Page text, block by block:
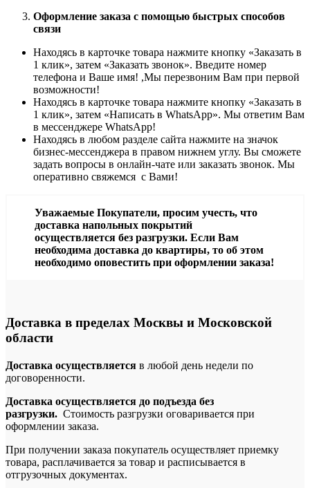
Оформление заказа с помощью быстрых способов
связи
Находясь в карточке товара нажмите кнопку «Заказать в
1 клик», затем «Заказать звонок». Введите номер
телефона и Ваше имя! ,Мы перезвоним Вам при первой
возможности!
Находясь в карточке товара нажмите кнопку «Заказать в
1 клик», затем «Написать в WhatsApp». Мы ответим Вам
в месcенджере WhatsApp!
Находясь в любом разделе сайта нажмите на значок
бизнес-мессенджера в правом нижнем углу. Вы сможете
задать вопросы в онлайн-чате или заказать звонок. Мы
оперативно свяжемся с Вами!
Уважаемые Покупатели, просим учесть, что
доставка напольных покрытий
осуществляется без разгрузки. Если Вам
необходима доставка до квартиры, то об этом
необходимо оповестить при оформлении заказа!
Доставка в пределах Москвы и Московской
области
Доставка осуществляется в любой день недели по
договоренности.
Доставка осуществляется до подъезда без
разгрузки. Стоимость разгрузки оговаривается при
оформлении заказа.
При получении заказа покупатель осуществляет приемку
товара, расплачивается за товар и расписывается в
отгрузочных документах.